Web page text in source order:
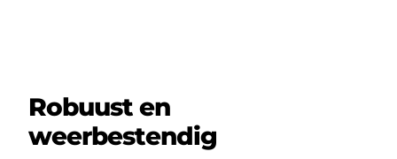
Robuust en
weerbestendig